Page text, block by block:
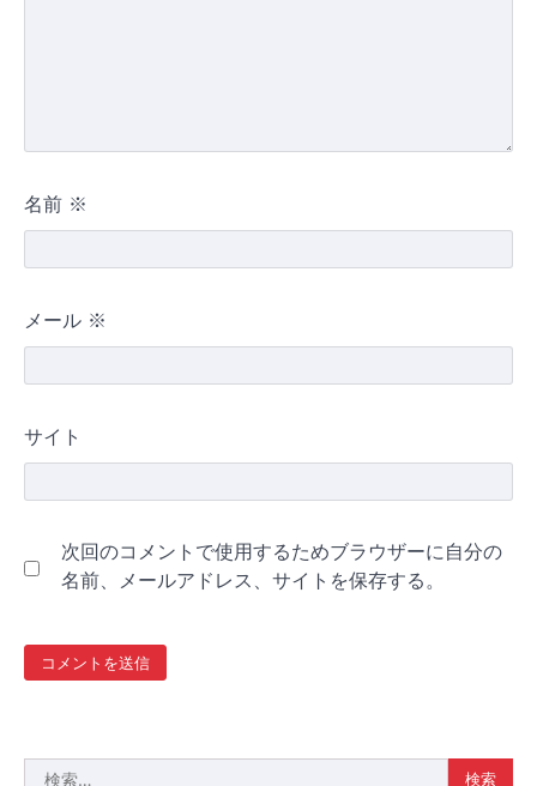
名前 ※
メール ※
サイト
次回のコメントで使用するためブラウザーに自分の
名前、メールアドレス、サイトを保存する。